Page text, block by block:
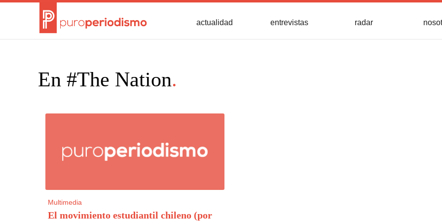
actualidad entrevistas radar
En #The Nation.
Multimedia
El movimiento estudiantil chileno (por